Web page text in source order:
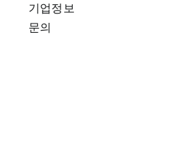
기업정보
문의